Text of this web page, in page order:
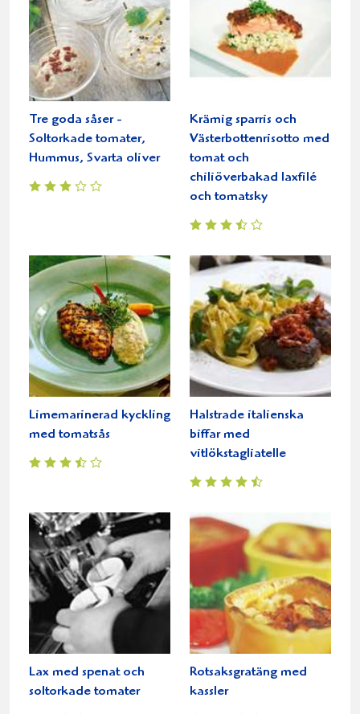
Tre goda såser -
Soltorkade tomater,
Hummus, Svarta oliver
Krämig sparris och
Västerbottenrisotto med
tomat och
chiliöverbakad laxfilé
och tomatsky
Limemarinerad kyckling
med tomatsås
Halstrade italienska
biffar med
vitlökstagliatelle
Lax med spenat och
soltorkade tomater
Rotsaksgratäng med
kassler